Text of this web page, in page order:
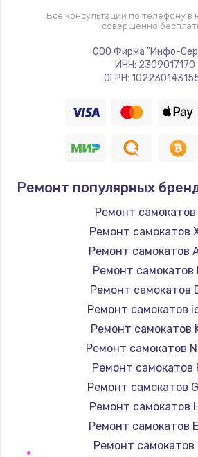
Заказать
Замена ТЭНа
2500 руб.
1400 руб.
Замена / ремонт
управления
600 руб.
Замена
1100 руб.
Замена платы
900 руб.
Замена регулятора
Все консультации по телефону в
совершенно
ООО Фирма "Инфо-
ИНН: 2309017170
ОГРН:
Ремонт популярных
Ремонт
Ремонт самокатов
Ремонт самокатов
Ремонт самокатов
Ремонт самокатов
Ремонт самокатов
Ремонт самокатов
Ремонт самокатов
Ремонт самокатов
Ремонт самокатов
Ремонт самокатов
Ремонт самокатов
Ремонт самокатов